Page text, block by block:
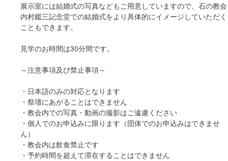
展示室には結婚式の写真などもご用意していますので、石の教会
内村鑑三記念堂での結婚式をより具体的にイメージしていただく
こともできます。
見学のお時間は30分間です。
～注意事項及び禁止事項～
・日本語のみの対応となります
・祭壇にあがることはできません
・教会内での写真・動画の撮影はご遠慮ください
・個人でのお申込みに限ります（団体でのお申込みはできませ
ん）
・教会内は飲食禁止です
・予約時間を超えて滞在することはできません